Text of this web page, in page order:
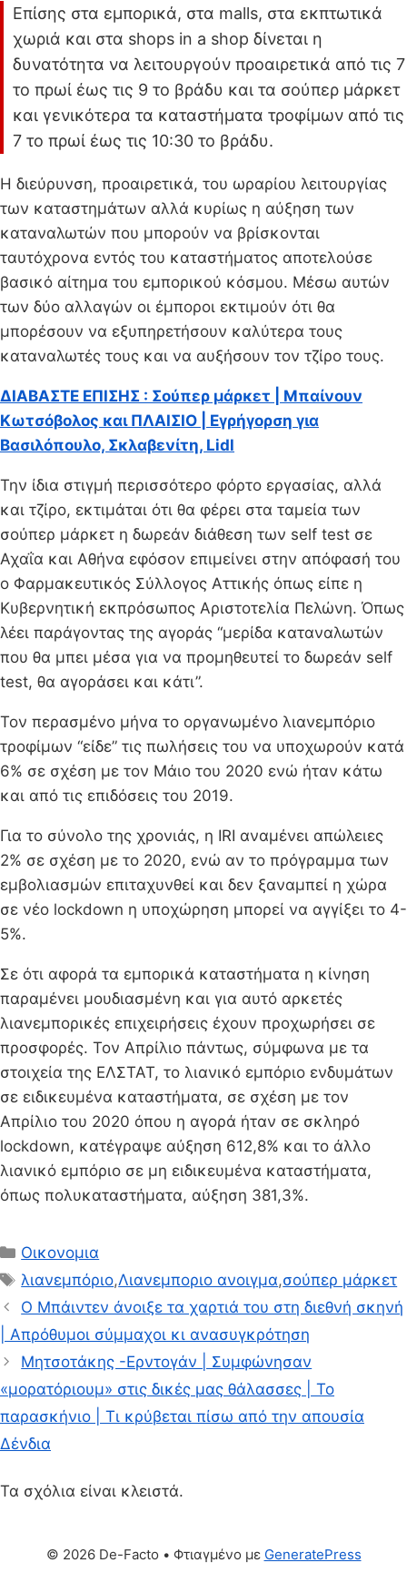
Επίσης στα εμπορικά, στα malls, στα εκπτωτικά
χωριά και στα shops in a shop δίνεται η
δυνατότητα να λειτουργούν προαιρετικά από τις 7
το πρωί έως τις 9 το βράδυ και τα σούπερ μάρκετ
και γενικότερα τα καταστήματα τροφίμων από τις
7 το πρωί έως τις 10:30 το βράδυ.
Η διεύρυνση, προαιρετικά, του ωραρίου λειτουργίας
των καταστημάτων αλλά κυρίως η αύξηση των
καταναλωτών που μπορούν να βρίσκονται
ταυτόχρονα εντός του καταστήματος αποτελούσε
βασικό αίτημα του εμπορικού κόσμου. Μέσω αυτών
των δύο αλλαγών οι έμποροι εκτιμούν ότι θα
μπορέσουν να εξυπηρετήσουν καλύτερα τους
καταναλωτές τους και να αυξήσουν τον τζίρο τους.
ΔΙΑΒΑΣΤΕ ΕΠΙΣΗΣ : Σούπερ μάρκετ | Μπαίνουν
Κωτσόβολος και ΠΛΑΙΣΙΟ | Εγρήγορση για
Βασιλόπουλο, Σκλαβενίτη, Lidl
Την ίδια στιγμή περισσότερο φόρτο εργασίας, αλλά
και τζίρο, εκτιμάται ότι θα φέρει στα ταμεία των
σούπερ μάρκετ η δωρεάν διάθεση των self test σε
Αχαΐα και Αθήνα εφόσον επιμείνει στην απόφασή του
ο Φαρμακευτικός Σύλλογος Αττικής όπως είπε η
Κυβερνητική εκπρόσωπος Αριστοτελία Πελώνη. Όπως
λέει παράγοντας της αγοράς “μερίδα καταναλωτών
που θα μπει μέσα για να προμηθευτεί το δωρεάν self
test, θα αγοράσει και κάτι”.
Τον περασμένο μήνα το οργανωμένο λιανεμπόριο
τροφίμων “είδε” τις πωλήσεις του να υποχωρούν κατά
6% σε σχέση με τον Μάιο του 2020 ενώ ήταν κάτω
και από τις επιδόσεις του 2019.
Για το σύνολο της χρονιάς, η IRI αναμένει απώλειες
2% σε σχέση με το 2020, ενώ αν το πρόγραμμα των
εμβολιασμών επιταχυνθεί και δεν ξαναμπεί η χώρα
σε νέο lockdown η υποχώρηση μπορεί να αγγίξει το 4-
5%.
Σε ότι αφορά τα εμπορικά καταστήματα η κίνηση
παραμένει μουδιασμένη και για αυτό αρκετές
λιανεμπορικές επιχειρήσεις έχουν προχωρήσει σε
προσφορές. Τον Απρίλιο πάντως, σύμφωνα με τα
στοιχεία της ΕΛΣΤΑΤ, το λιανικό εμπόριο ενδυμάτων
σε ειδικευμένα καταστήματα, σε σχέση με τον
Απρίλιο του 2020 όπου η αγορά ήταν σε σκληρό
lockdown, κατέγραψε αύξηση 612,8% και το άλλο
λιανικό εμπόριο σε μη ειδικευμένα καταστήματα,
όπως πολυκαταστήματα, αύξηση 381,3%.
Κατηγορίες
Οικονομια
Ετικέτες
λιανεμπόριο,Λιανεμποριο ανοιγμα,σούπερ μάρκετ
Ο Μπάιντεν άνοιξε τα χαρτιά του στη διεθνή σκηνή
| Aπρόθυμοι σύμμαχοι κι ανασυγκρότηση
Μητσοτάκης -Ερντογάν | Συμφώνησαν
«μορατόριουμ» στις δικές μας θάλασσες | Το
παρασκήνιο | Τι κρύβεται πίσω από την απουσία
Δένδια
Τα σχόλια είναι κλειστά.
© 2026 De-Facto • Φτιαγμένο με GeneratePress